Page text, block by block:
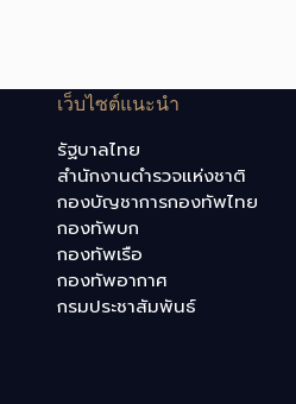
เว็บไซต์แนะนำ
รัฐบาลไทย
สำนักงานตำรวจแห่งชาติ
กองบัญชาการกองทัพไทย
กองทัพบก
กองทัพเรือ
กองทัพอากาศ
กรมประชาสัมพันธ์